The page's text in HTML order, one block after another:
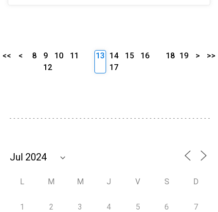
<< < 8 9 10
11
12
13 14 15
16
17
18 19 > >>
L M M J V S D
1 2 3 4 5 6 7